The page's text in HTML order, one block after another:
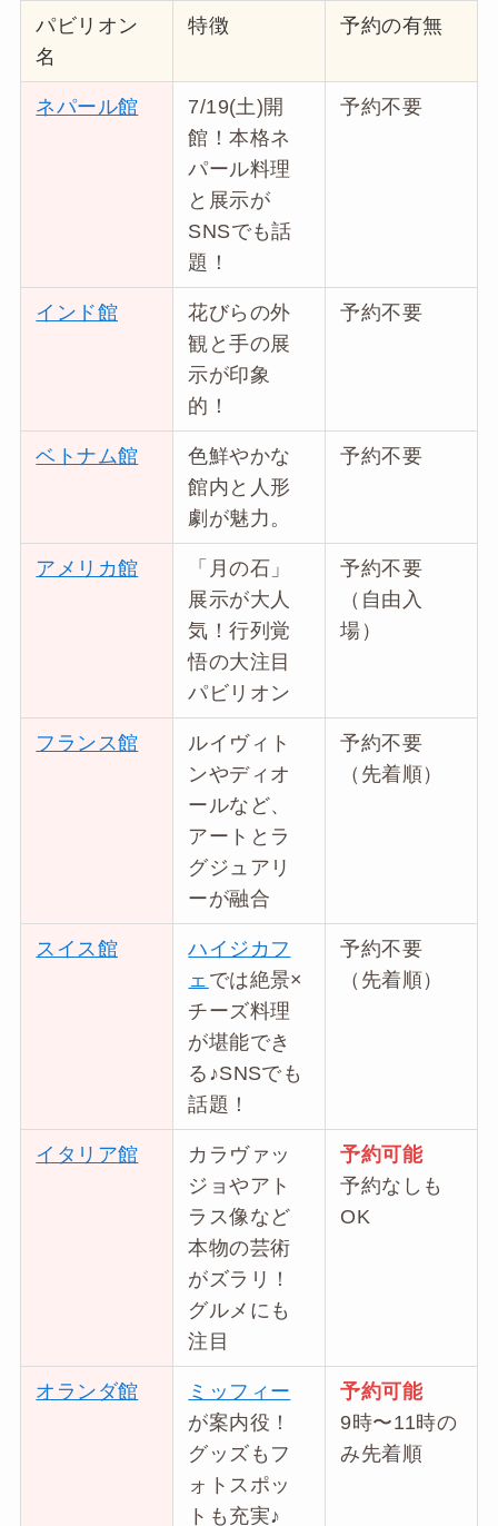
パビリオン
名
特徴 予約の有無
ネパール館
7/19(土)開
館！本格ネ
パール料理
と展示が
SNSでも話
題！
予約不要
インド館
花びらの外
観と手の展
示が印象
的！
予約不要
ベトナム館
色鮮やかな
館内と人形
劇が魅力。
予約不要
アメリカ館
「月の石」
展示が大人
気！行列覚
悟の大注目
パビリオン
予約不要
（自由入
場）
フランス館
ルイヴィト
ンやディオ
ールなど、
アートとラ
グジュアリ
ーが融合
予約不要
（先着順）
スイス館
ハイジカフ
ェ では絶景×
チーズ料理
が堪能でき
る♪SNSでも
話題！
予約不要
（先着順）
イタリア館
カラヴァッ
ジョやアト
ラス像など
本物の芸術
がズラリ！
グルメにも
注目
予約可能
予約なしも
OK
オランダ館
ミッフィー
が案内役！
グッズもフ
ォトスポッ
トも充実♪
予約可能
9時〜11時の
み先着順